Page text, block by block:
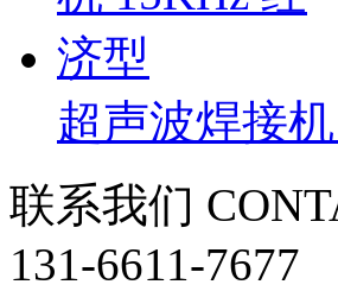
超声波焊接
联系我们
131-6611-7677